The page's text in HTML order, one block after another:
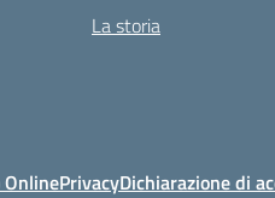
La storia
PrivacyDichiarazione di